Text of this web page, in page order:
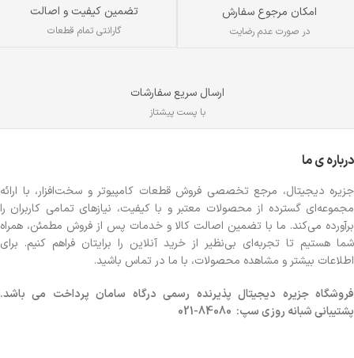
قابلیت شارژ با کابل اندروید
امکان مرجوع سفارش
در صورت عدم رضایت
تضمین کیفیت و اصالت
گارانتی تمام قطعات
ارسال سریع سفارشات
با پست پیشتاز
درباره ی ما
جزیره دیجیتال، مرجع تخصصی فروش قطعات کامپیوتر و سخت‌افزار، با ارائه
مجموعه‌ای گسترده از محصولات معتبر و با کیفیت، نیازهای تمامی کاربران را
برآورده می‌کند. ما با تضمین اصالت کالا و خدمات پس از فروش مطمئن، همراه
شما هستیم تا تجربه‌ای بی‌نظیر از خرید آنلاین را برایتان فراهم کنیم. برای
اطلاعات بیشتر و مشاهده محصولات، با ما در تماس باشید.
فروشگاهجزیره دیجیتال پذیرنده رسمی درگاه سامان پرداخت می باشد.
پشتیبانی شبانه روزی سپ: 84080-021